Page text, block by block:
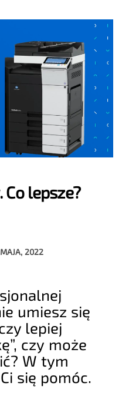
lepsze?
2022
umiesz się
lepiej
czy może
W tym
się pomóc.